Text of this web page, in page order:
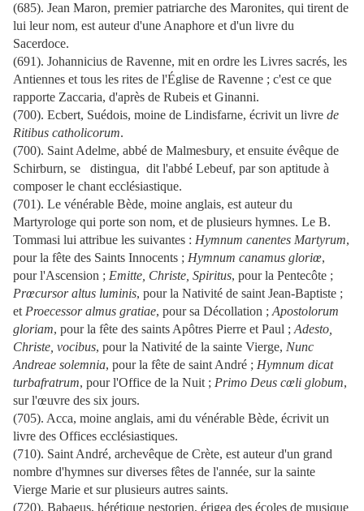
(685). Jean Maron, premier patriarche des Maronites, qui tirent de
lui leur nom, est auteur d'une Anaphore et d'un livre du
Sacerdoce.
(691). Johannicius de Ravenne, mit en ordre les Livres sacrés, les
Antiennes et tous les rites de l'Église de Ravenne ; c'est ce que
rapporte Zaccaria, d'après de Rubeis et Ginanni.
(700). Ecbert, Suédois, moine de Lindisfarne, écrivit un livre de
Ritibus catholicorum.
(700). Saint Adelme, abbé de Malmesbury, et ensuite évêque de
Schirburn, se distingua, dit l'abbé Lebeuf, par son aptitude à
composer le chant ecclésiastique.
(701). Le vénérable Bède, moine anglais, est auteur du
Martyrologe qui porte son nom, et de plusieurs hymnes. Le B.
Tommasi lui attribue les suivantes : Hymnum canentes Martyrum,
pour la fête des Saints Innocents ; Hymnum canamus gloriœ,
pour l'Ascension ; Emitte, Christe, Spiritus, pour la Pentecôte ;
Prœcursor altus luminis, pour la Nativité de saint Jean-Baptiste ;
et Proecessor almus gratiae, pour sa Décollation ; Apostolorum
gloriam, pour la fête des saints Apôtres Pierre et Paul ; Adesto,
Christe, vocibus, pour la Nativité de la sainte Vierge, Nunc
Andreae solemnia, pour la fête de saint André ; Hymnum dicat
turbafratrum, pour l'Office de la Nuit ; Primo Deus cœli globum,
sur l'œuvre des six jours.
(705). Acca, moine anglais, ami du vénérable Bède, écrivit un
livre des Offices ecclésiastiques.
(710). Saint André, archevêque de Crète, est auteur d'un grand
nombre d'hymnes sur diverses fêtes de l'année, sur la sainte
Vierge Marie et sur plusieurs autres saints.
(720). Babaeus, hérétique nestorien, érigea des écoles de musique